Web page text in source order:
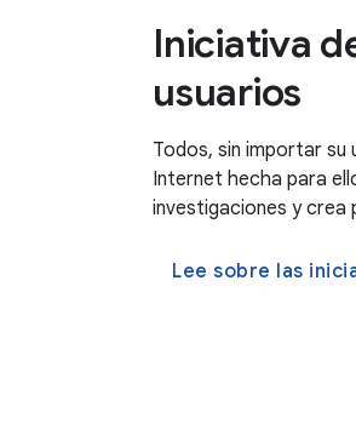
Iniciativa
usuarios
Todos, sin importar su
Internet hecha para
investigaciones y crea